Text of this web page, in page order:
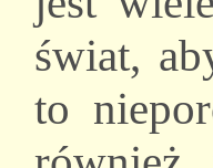
świat,
to